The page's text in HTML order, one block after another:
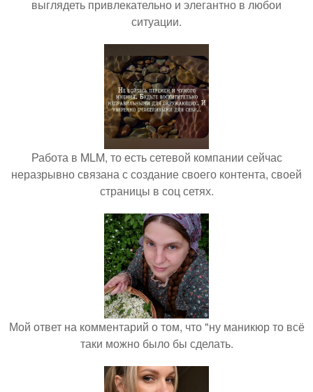
выглядеть привлекательно и элегантно в любои
ситуации.
Работа в MLM, то есть сетевой компании сейчас
неразрывно связана с создание своего контента, своей
страницы в соц сетях.
Мой ответ на комментарий о том, что "ну маникюр то всё
таки можно было бы сделать.